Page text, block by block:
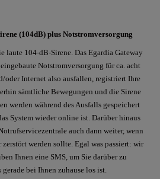
(104dB) plus Notstromversorgung
laute 104-dB-Sirene. Das Egardia Gateway
Notstromversorgung für ca. acht
oder Internet also ausfallen, registriert Ihre
sämtliche Bewegungen und die Sirene
werden während des Ausfalls gespeichert
System wieder online ist. Darüber hinaus
auch dann weiter, wenn
zerstört werden sollte. Egal was passiert: wir
Ihnen eine SMS, um Sie darüber zu
bei Ihnen zuhause los ist.